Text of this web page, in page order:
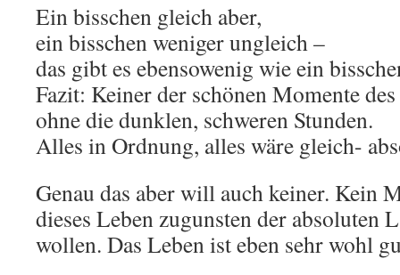
Ein bisschen gleich aber,
ein bisschen weniger ungleich –
das gibt es ebensowenig wie ein
Fazit: Keiner der schönen Momente
ohne die dunklen, schweren Stunden.
Alles in Ordnung, alles wäre gleich-
Genau das aber will auch keiner. Kein
dieses Leben zugunsten der absoluten
wollen. Das Leben ist eben sehr wohl